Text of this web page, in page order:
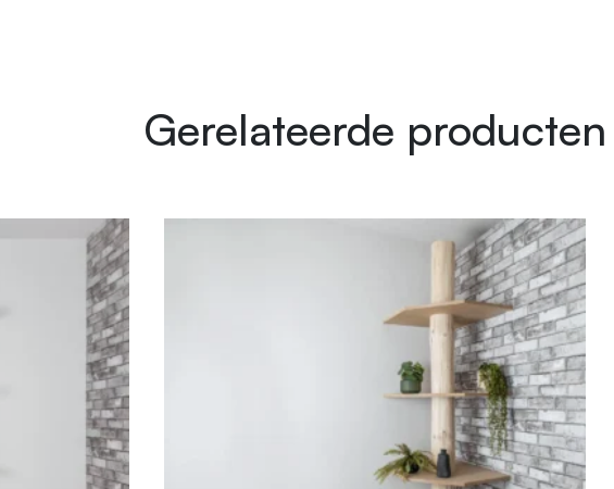
Gerelateerde producten